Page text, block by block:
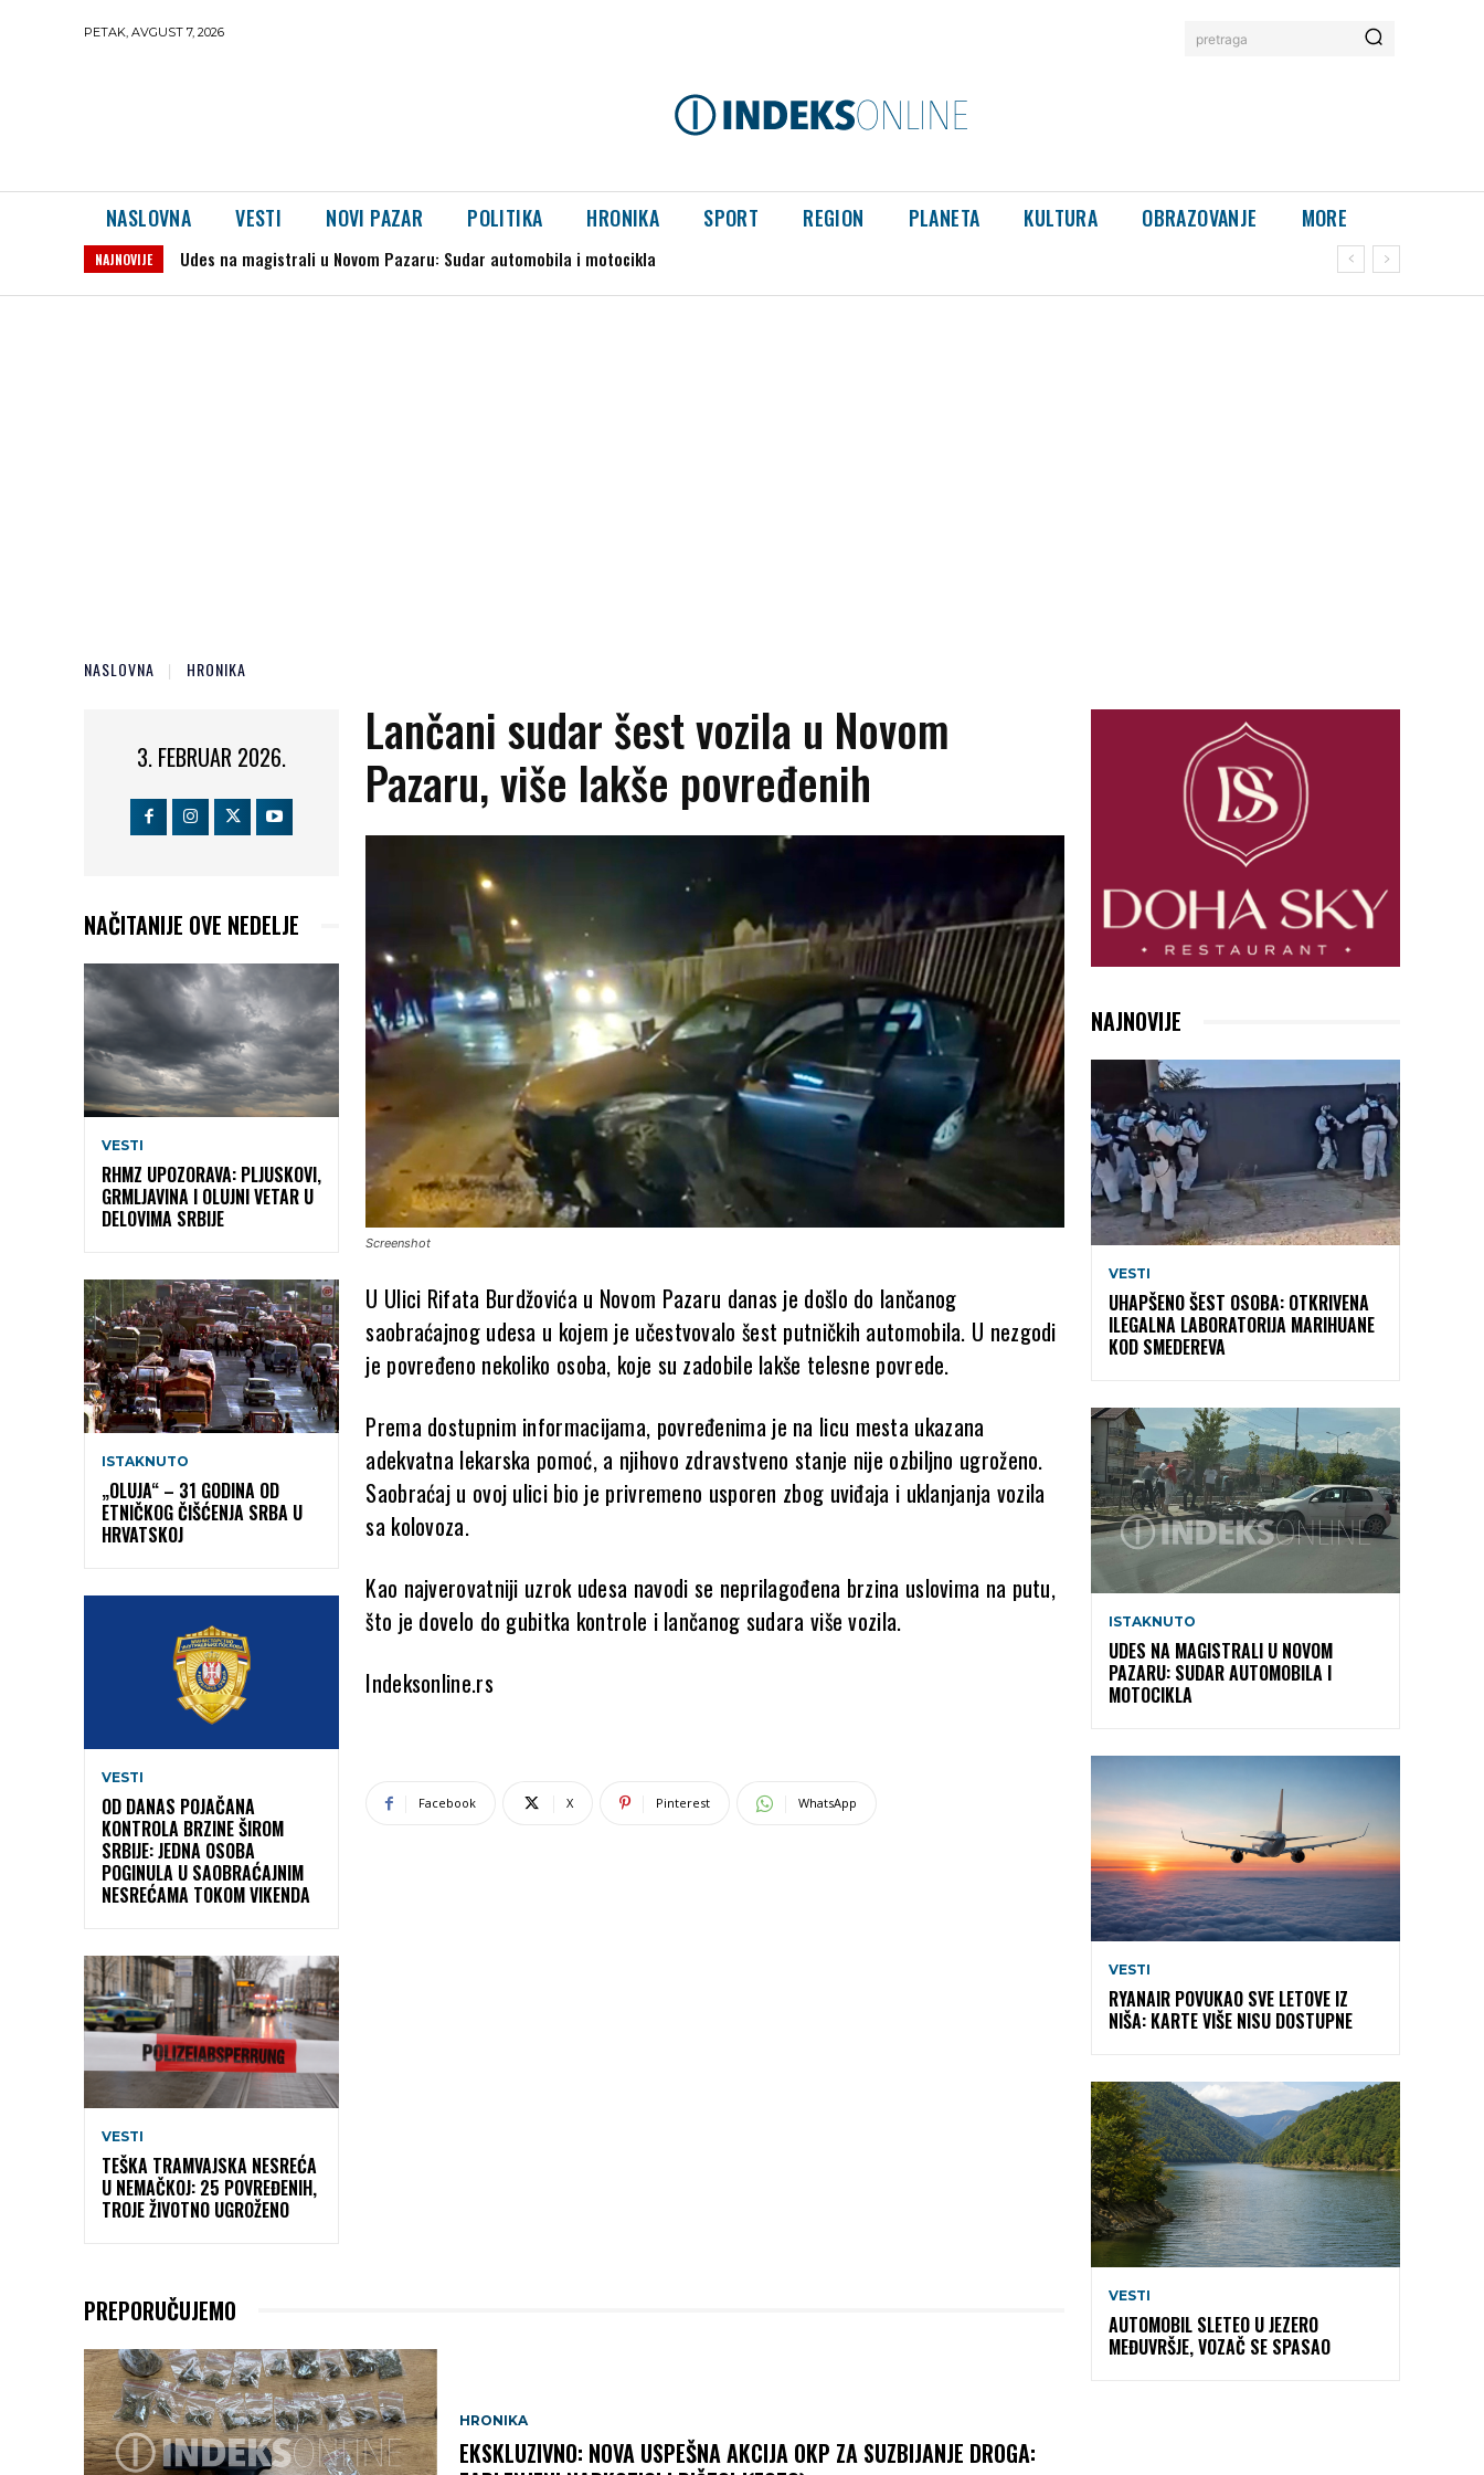
PETAK, AVGUST 7, 2026 pretraga
NASLOVNA VESTI NOVI PAZAR POLITIKA HRONIKA SPORT REGION PLANETA KULTURA OBRAZOVANJE MORE
NAJNOVIJE Udes na magistrali u Novom Pazaru: Sudar automobila i motocikla
Ryanair povukao sve letove iz Niša: Karte više nisu dostupne
NASLOVNA HRONIKA
3. FEBRUAR 2026.
NAČITANIJE OVE NEDELJE
VESTI
RHMZ UPOZORAVA: PLJUSKOVI,
GRMLJAVINA I OLUJNI VETAR U
DELOVIMA SRBIJE
ISTAKNUTO
„OLUJA“ – 31 GODINA OD
ETNIČKOG ČIŠĆENJA SRBA U
HRVATSKOJ
VESTI
OD DANAS POJAČANA
KONTROLA BRZINE ŠIROM
SRBIJE: JEDNA OSOBA
POGINULA U SAOBRAĆAJNIM
NESREĆAMA TOKOM VIKENDA
VESTI
TEŠKA TRAMVAJSKA NESREĆA
U NEMAČKOJ: 25 POVREĐENIH,
TROJE ŽIVOTNO UGROŽENO
Lančani sudar šest vozila u Novom
Pazaru, više lakše povređenih
Screenshot
U Ulici Rifata Burdžovića u Novom Pazaru danas je došlo do lančanog
saobraćajnog udesa u kojem je učestvovalo šest putničkih automobila. U nezgodi
je povređeno nekoliko osoba, koje su zadobile lakše telesne povrede.
Prema dostupnim informacijama, povređenima je na licu mesta ukazana
adekvatna lekarska pomoć, a njihovo zdravstveno stanje nije ozbiljno ugroženo.
Saobraćaj u ovoj ulici bio je privremeno usporen zbog uviđaja i uklanjanja vozila
sa kolovoza.
Kao najverovatniji uzrok udesa navodi se neprilagođena brzina uslovima na putu,
što je dovelo do gubitka kontrole i lančanog sudara više vozila.
Indeksonline.rs
Facebook X Pinterest WhatsApp
PREPORUČUJEMO
HRONIKA
EKSKLUZIVNO: NOVA USPEŠNA AKCIJA OKP ZA SUZBIJANJE DROGA:
NAJNOVIJE
VESTI
UHAPŠENO ŠEST OSOBA: OTKRIVENA
ILEGALNA LABORATORIJA MARIHUANE
KOD SMEDEREVA
ISTAKNUTO
UDES NA MAGISTRALI U NOVOM
PAZARU: SUDAR AUTOMOBILA I
MOTOCIKLA
VESTI
RYANAIR POVUKAO SVE LETOVE IZ
NIŠA: KARTE VIŠE NISU DOSTUPNE
VESTI
AUTOMOBIL SLETEO U JEZERO
MEĐUVRŠJE, VOZAČ SE SPASAO